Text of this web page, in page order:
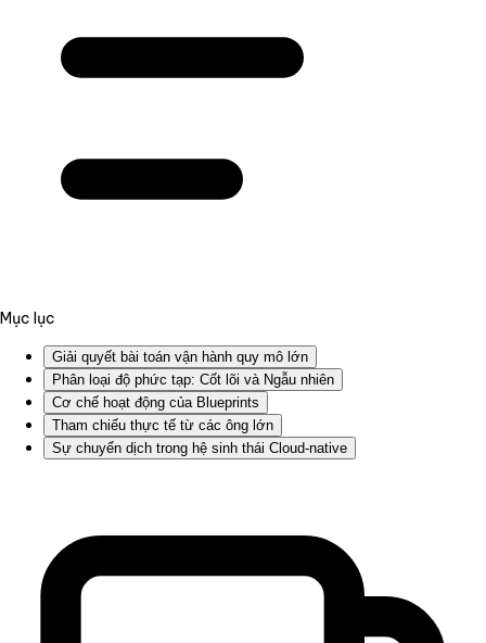
Mục lục
Giải quyết bài toán vận hành quy mô lớn
Phân loại độ phức tạp: Cốt lõi và Ngẫu nhiên
Cơ chế hoạt động của Blueprints
Tham chiếu thực tế từ các ông lớn
Sự chuyển dịch trong hệ sinh thái Cloud-native